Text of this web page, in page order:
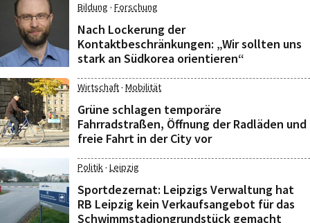
Bildung · Forschung
Nach Lockerung der
Kontaktbeschränkungen: „Wir sollten uns
stark an Südkorea orientieren“
Wirtschaft· Mobilität
Grüne schlagen temporäre
Fahrradstraßen, Öffnung der Radläden und
freie Fahrt in der City vor
Politik· Leipzig
Sportdezernat: Leipzigs Verwaltung hat
RB Leipzig kein Verkaufsangebot für das
Schwimmstadiongrundstück gemacht